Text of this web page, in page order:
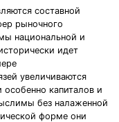
составной
рыночного
национальной и
идет
увеличиваются
капиталов и
без налаженной
форме они